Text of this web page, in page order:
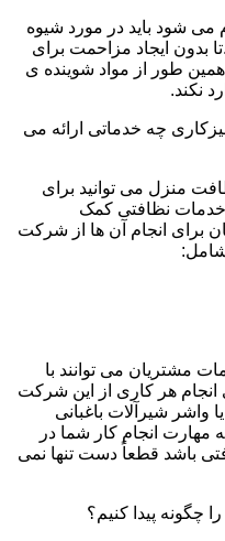
شود باید در مورد شیوه
بدون ایجاد مزاحمت برای
طور از مواد شوینده ی
نکند.
چه خدماتی ارائه می
منزل می توانید برای
خدمات نظافتی کمک
برای انجام آن ها از شرکت
مشتریان می توانند با
هر کاری از این شرکت
واشر شیرآلات باغبانی
مهارت انجام کار شما در
باشد قطعاً دست تنها نمی
چگونه پیدا کنیم؟